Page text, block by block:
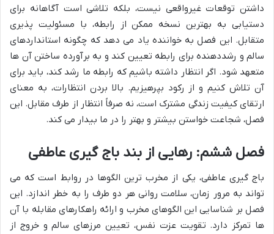
داشتن توقعات غیرواقعی نیست، بلکه تلاشی است آگاهانه برای
دستیابی به بهترین نسخه ممکن از رابطه، با مسئولیت پذیری
متقابل. این فصل به خواننده یاد می دهد که چگونه استانداردهای
سالم و رشددهنده برای رابطه تعیین کند و به برآورده ساختن آن ها
متعهد شود. اگر انتظار داشته باشیم که رابطه ما رشد کند، باید برای
آن تلاش کنیم و از رکود بپرهیزیم. بالا بردن انتظارات، به معنای
ارتقای کیفیت زندگی مشترک است، نه صرفاً انتظار از طرف مقابل. این
فصل، شجاعت خواستن بیشتر و بهتر را در ما بیدار می کند.
فصل ششم: رهایی از بند باج گیری عاطفی
باج گیری عاطفی، یکی از مخرب ترین الگوها در روابط است که می
تواند به مرور زمان، سلامت روانی هر دو طرف را به خطر اندازد. این
فصل بر شناسایی این الگوهای مخرب و ارائه راهکارهای مقابله با آن
ها تمرکز دارد. تقویت عزت نفس، تعیین مرزهای سالم و خروج از